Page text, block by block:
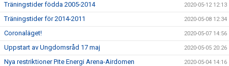
Träningstider födda 2005-2014 2020-05-12 12:13
Träningstider för 2014-2011 2020-05-08 12:34
Coronaläget! 2020-05-07 14:56
Uppstart av Ungdomsråd 17 maj 2020-05-05 20:26
Nya restriktioner Pite Energi Arena-Airdomen 2020-05-04 14:16